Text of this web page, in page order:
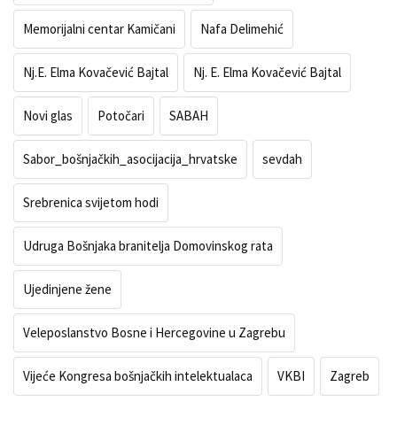
Memorijalni centar Kamičani Nafa Delimehić
Nj.E. Elma Kovačević Bajtal Nj. E. Elma Kovačević Bajtal
Novi glas Potočari SABAH
Sabor_bošnjačkih_asocijacija_hrvatske sevdah
Srebrenica svijetom hodi
Udruga Bošnjaka branitelja Domovinskog rata
Ujedinjene žene
Veleposlanstvo Bosne i Hercegovine u Zagrebu
Vijeće Kongresa bošnjačkih intelektualaca VKBI Zagreb